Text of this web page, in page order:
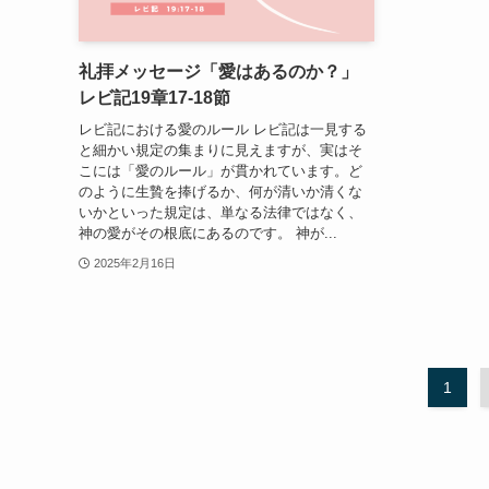
礼拝メッセージ「愛はあるのか？」
レビ記19章17‐18節
レビ記における愛のルール レビ記は一見する
と細かい規定の集まりに見えますが、実はそ
こには「愛のルール」が貫かれています。ど
のように生贄を捧げるか、何が清いか清くな
いかといった規定は、単なる法律ではなく、
神の愛がその根底にあるのです。 神が...
2025年2月16日
1